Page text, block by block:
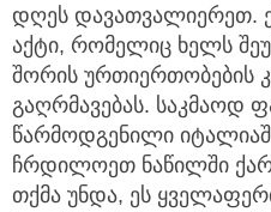
დღეს დავათვალიერეთ.
აქტი, რომელიც ხელს
შორის ურთიერთობების
გაღრმავებას. საკმაოდ
წარმოდგენილი
ჩრდილოეთ ნაწილში
თქმა უნდა, ეს